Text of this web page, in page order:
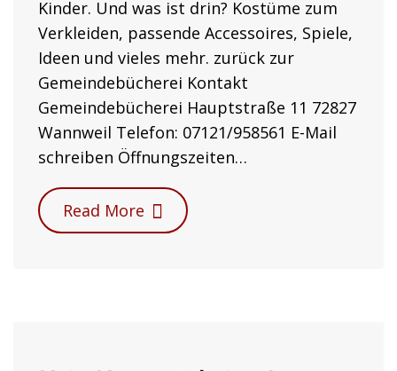
Kinder. Und was ist drin? Kostüme zum
Verkleiden, passende Accessoires, Spiele,
Ideen und vieles mehr. zurück zur
Gemeindebücherei Kontakt
Gemeindebücherei Hauptstraße 11 72827
Wannweil Telefon: 07121/958561 E-Mail
schreiben Öffnungszeiten…
Read More